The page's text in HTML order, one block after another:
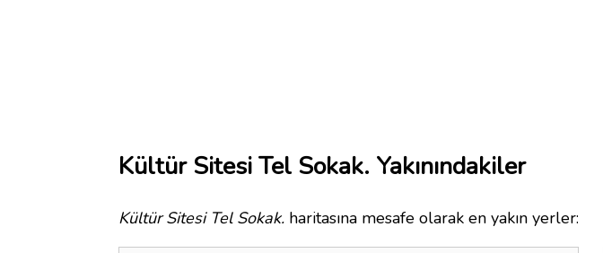
Kültür Sitesi Tel Sokak. Yakınındakiler
Kültür Sitesi Tel Sokak. haritasına mesafe olarak en yakın yerler: